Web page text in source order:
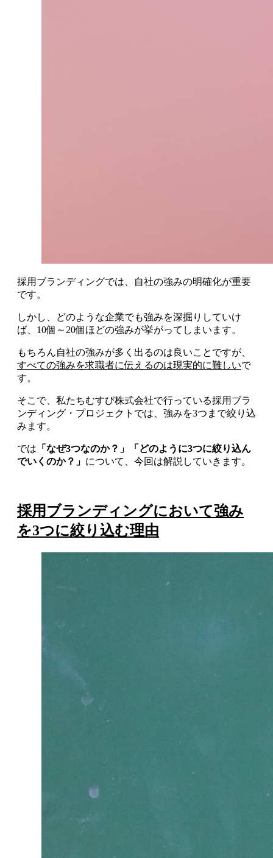
採用ブランディングでは、自社の強みの明確化が重要
です。
しかし、どのような企業でも強みを深掘りしていけ
ば、10個～20個ほどの強みが挙がってしまいます。
もちろん自社の強みが多く出るのは良いことですが、
すべての強みを求職者に伝えるのは現実的に難しいで
す。
そこで、私たちむすび株式会社で行っている採用ブラ
ンディング・プロジェクトでは、強みを3つまで絞り込
みます。
では 「なぜ3つなのか？」「どのように3つに絞り込ん
でいくのか？」 について、今回は解説していきます。
採用ブランディングにおいて強み
を3つに絞り込む理由